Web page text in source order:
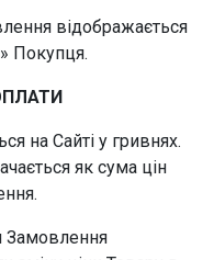
відображається
Покупця.
на Сайті у гривнях.
як сума цін
Замовлення